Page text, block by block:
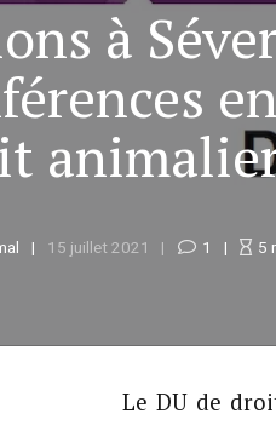
à
15 juillet 2021 1 5
Le DU de